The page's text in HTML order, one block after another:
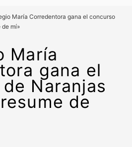
María Corredentora gana el concurso
de mí»
María
gana el
Naranjas
de